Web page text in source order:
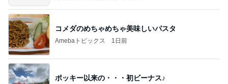
コメダのめちゃめちゃ美味しいパスタ
Amebaトピックス 1日前
ポッキー以来の・・・初ビーナス♪